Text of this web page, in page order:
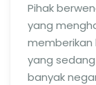
Pihak
yang
memberikan
yang
banyak